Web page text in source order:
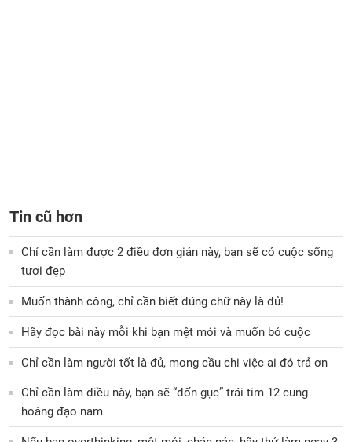
Tin cũ hơn
Chỉ cần làm được 2 điều đơn giản này, bạn sẽ có cuộc sống
tươi đẹp
Muốn thành công, chỉ cần biết đúng chữ này là đủ!
Hãy đọc bài này mỗi khi bạn mệt mỏi và muốn bỏ cuộc
Chỉ cần làm người tốt là đủ, mong cầu chi việc ai đó trả ơn
Chỉ cần làm điều này, bạn sẽ “đốn gục” trái tim 12 cung
hoàng đạo nam